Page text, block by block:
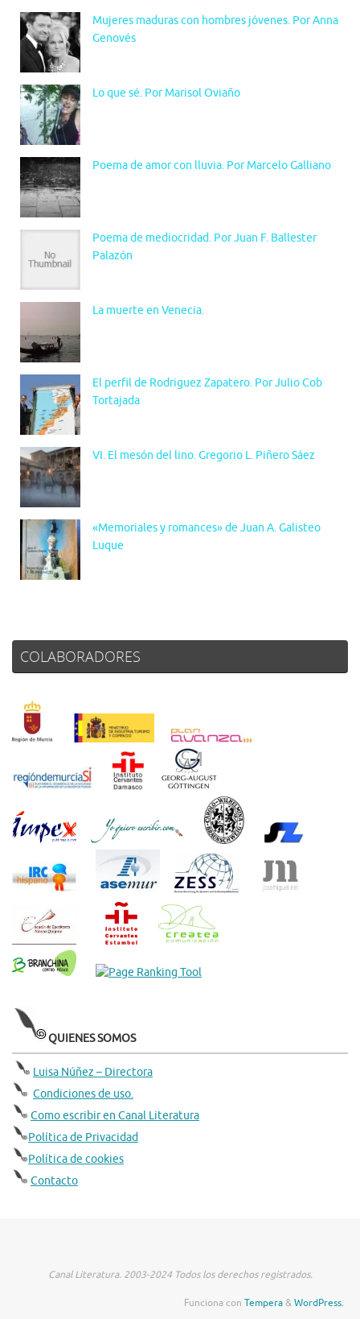
Mujeres maduras con hombres jóvenes. Por Anna
Genovés
Lo que sé. Por Marisol Oviaño
Poema de amor con lluvia. Por Marcelo Galliano
Poema de mediocridad. Por Juan F. Ballester
Palazón
La muerte en Venecia.
El perfil de Rodriguez Zapatero. Por Julio Cob
Tortajada
VI. El mesón del lino. Gregorio L. Piñero Sáez
«Memoriales y romances» de Juan A. Galisteo
Luque
COLABORADORES
QUIENES SOMOS
Luisa Núñez – Directora
Condiciones de uso.
Como escribir en Canal Literatura
Política de Privacidad
Política de cookies
Contacto
Canal Literatura. 2003-2024 Todos los derechos registrados.
Funciona con Tempera&WordPress.